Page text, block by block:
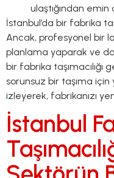
ulaştığından emin
İstanbul’da bir fabrika
Ancak, profesyonel bir
planlama yaparak ve
bir fabrika taşımacılığı
sorunsuz bir taşıma için
izleyerek, fabrikanızı
İstanbul